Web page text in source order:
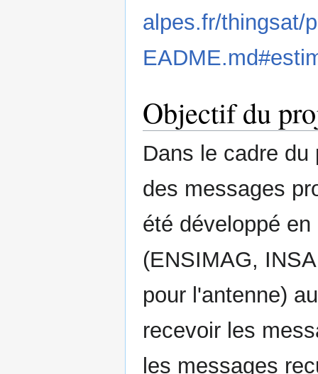
alpes.fr/thingsat/
Objectif du
Dans le cadre
des messages
été développé
(ENSIMAG,
pour l'antenne)
recevoir les
les messages